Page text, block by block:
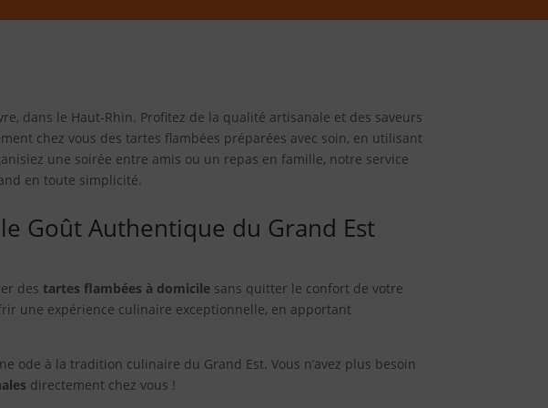
dans le Haut-Rhin. Profitez de la qualité artisanale et des saveurs
chez vous des tartes flambées préparées avec soin, en utilisant
une soirée entre amis ou un repas en famille, notre service
en toute simplicité.
Goût Authentique du Grand Est
des tartes flambées à domicile sans quitter le confort de votre
une expérience culinaire exceptionnelle, en apportant
ode à la tradition culinaire du Grand Est. Vous n’avez plus besoin
directement chez vous !